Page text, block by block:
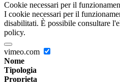
Cookie necessari per il
I cookie necessari per il
disabilitati. È possibile consultare
policy.
vimeo.com
Nome
Tipologia
Proprieta